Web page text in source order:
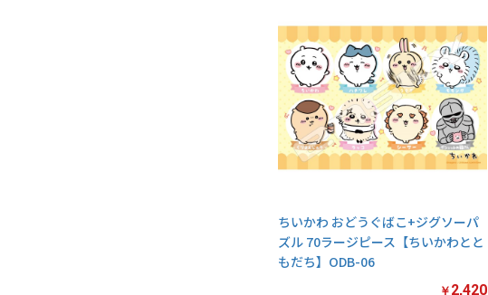
ちいかわ おどうぐばこ+ジグソーパ
ズル 70ラージピース【ちいかわとと
もだち】ODB-06
￥ 2,420